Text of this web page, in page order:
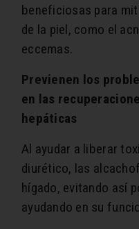
beneficiosas para
de la piel, como el
eccemas.
Previenen los
en las
hepáticas
Al ayudar a liberar
diurético, las
hígado, evitando así
ayudando en su